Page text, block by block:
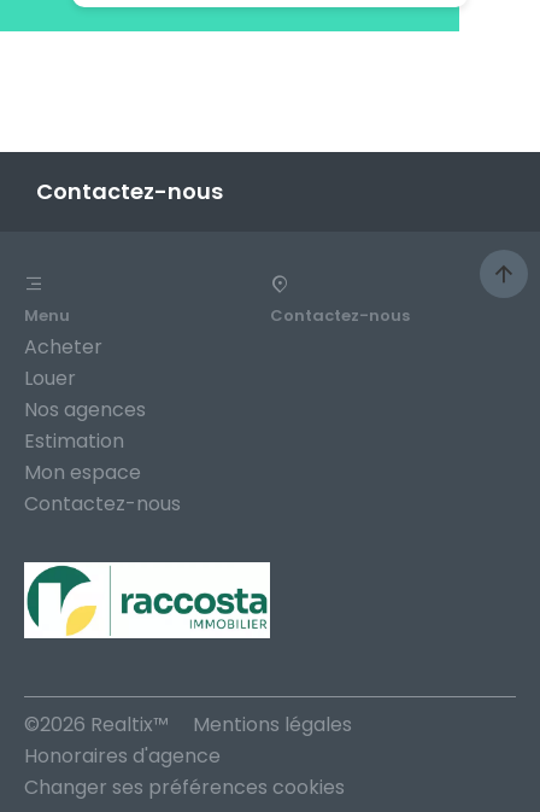
Contactez-nous
Menu
Acheter
Louer
Nos agences
Estimation
Mon espace
Contactez-nous
Contactez-nous
©2026 Realtix™
Mentions légales
Honoraires d'agence
Changer ses préférences cookies